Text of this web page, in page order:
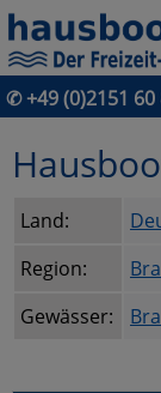
✆ +49 (0)2151 60
Land:
Region:
Gewässer: